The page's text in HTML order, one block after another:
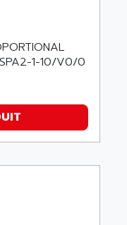
1-10/V0/0